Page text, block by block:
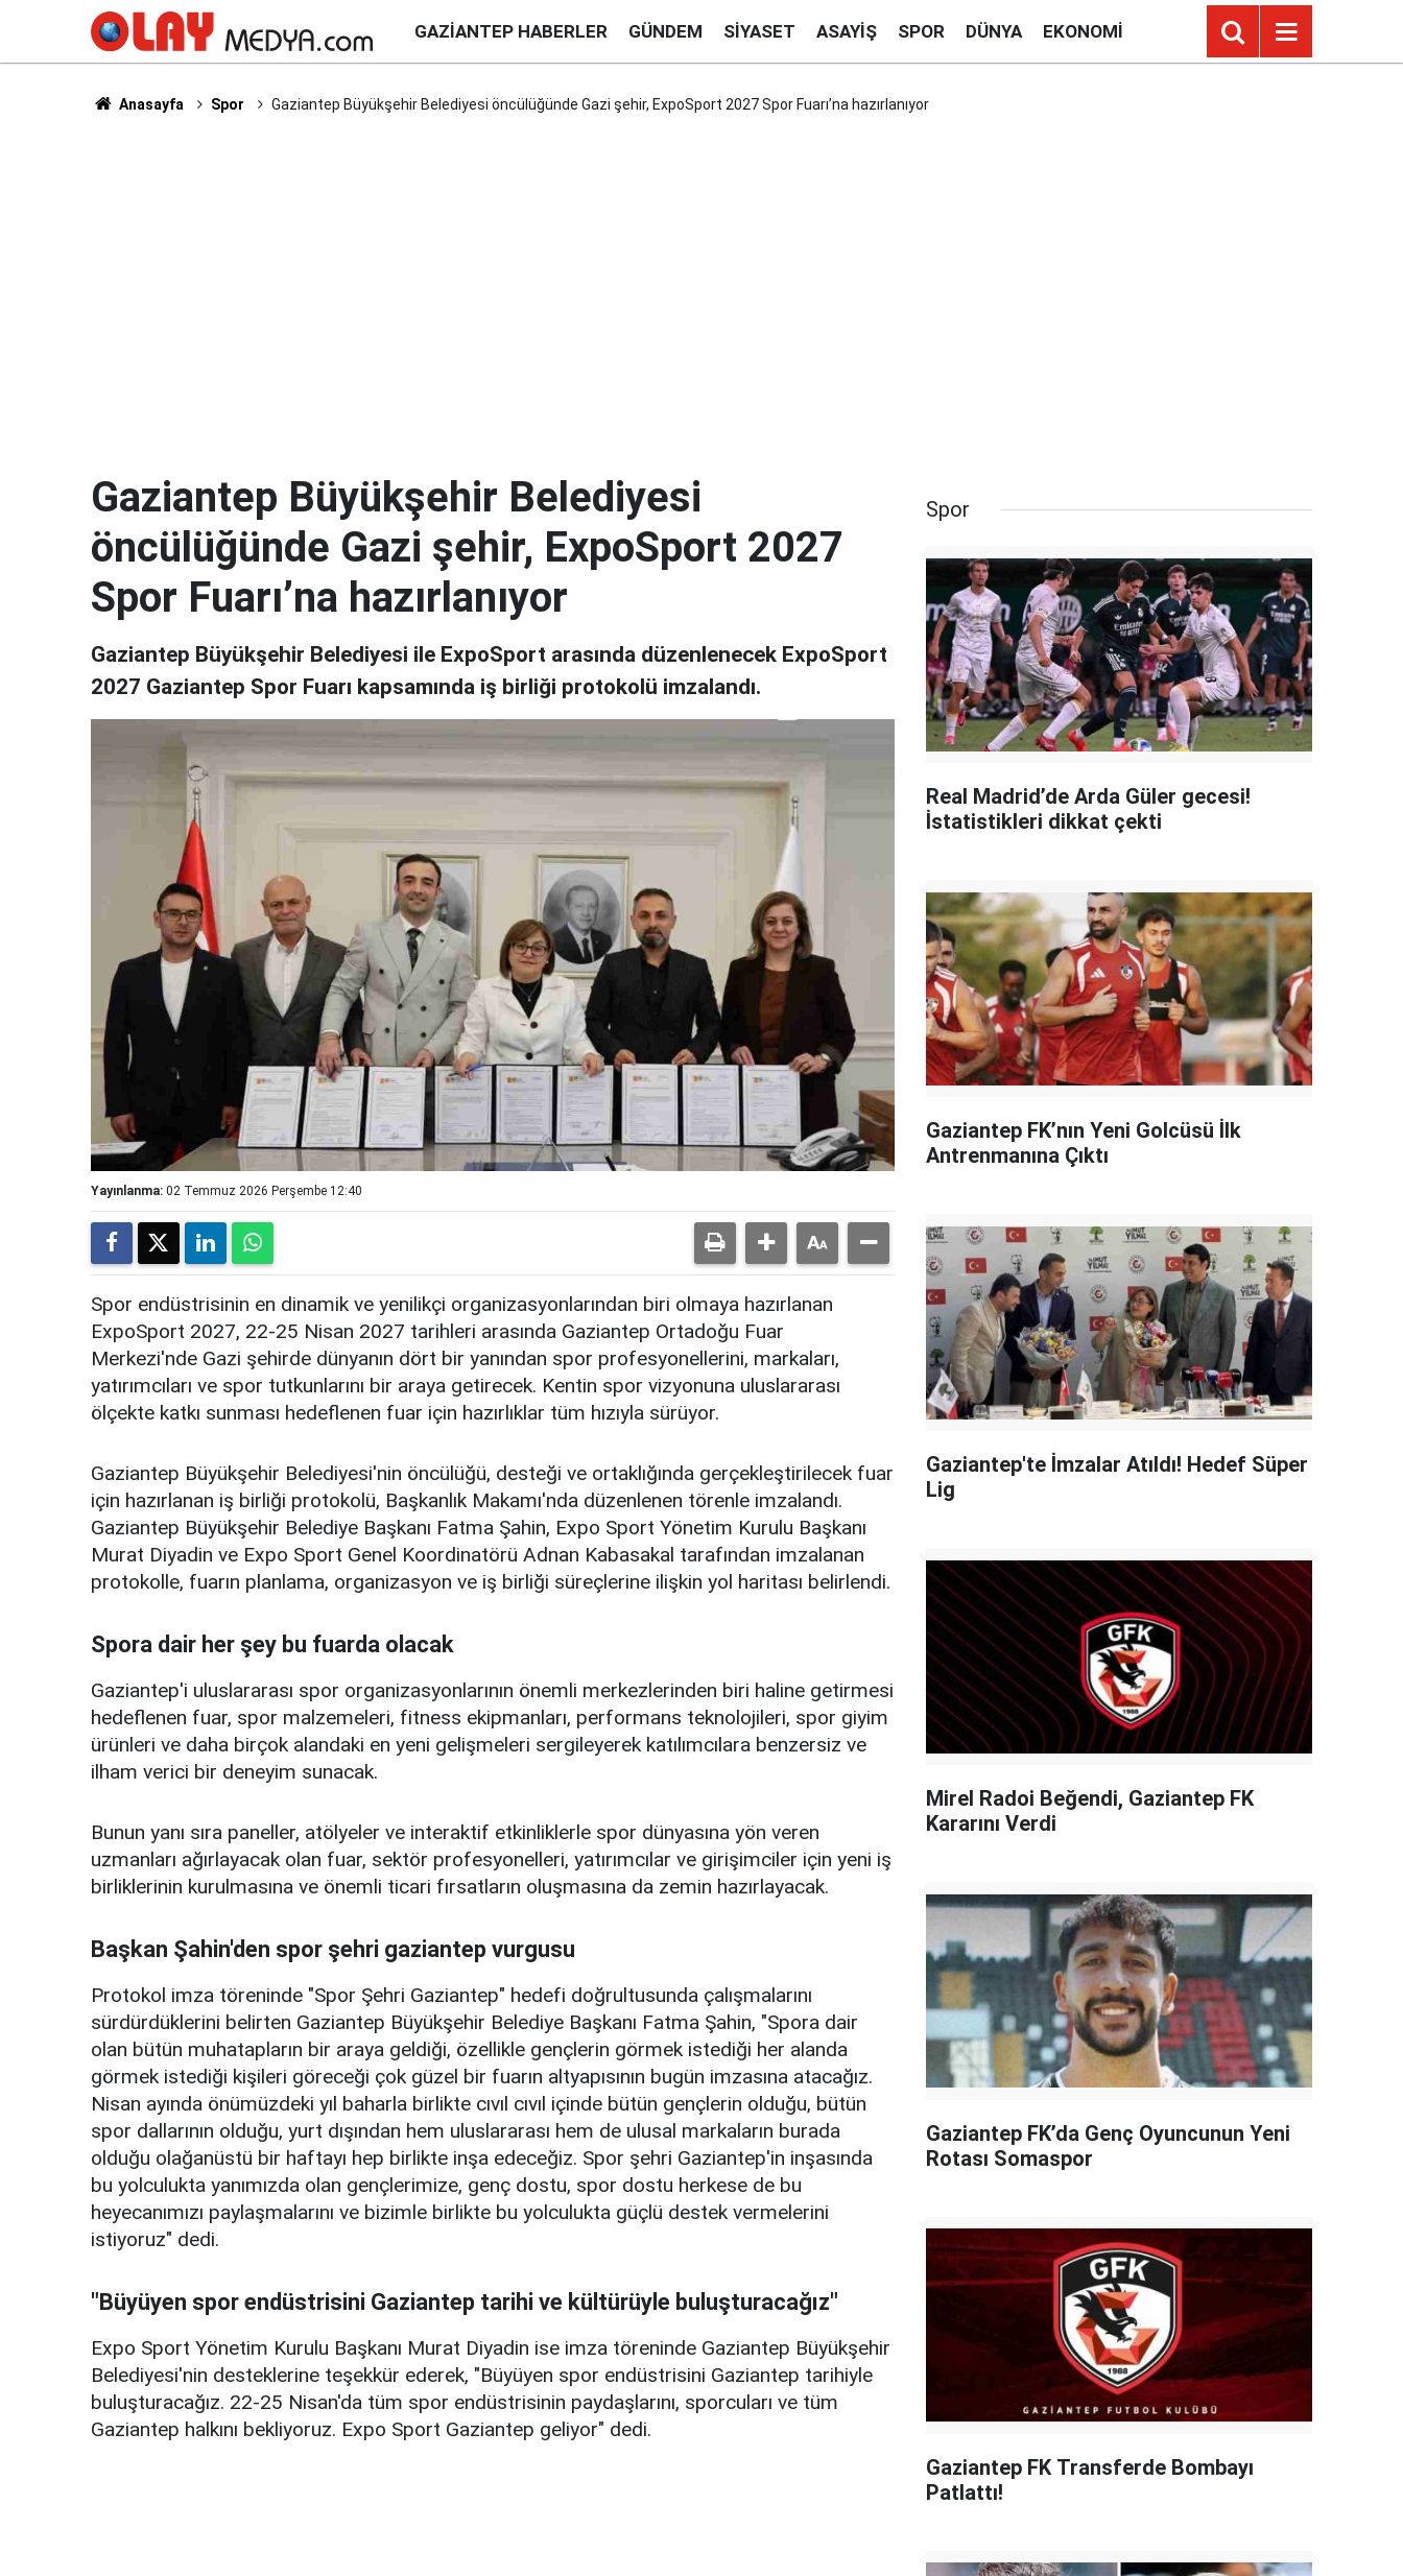
GAZIANTEP HABERLER GÜNDEM SIYASET ASAYIŞ SPOR DÜNYA EKONOMI
Anasayfa Spor Gaziantep Büyükşehir Belediyesi öncülüğünde Gazi şehir, ExpoSport 2027 Spor Fuarı’na hazırlanıyor
Gaziantep Büyükşehir Belediyesi
öncülüğünde Gazi şehir, ExpoSport 2027
Spor Fuarı’na hazırlanıyor
Gaziantep Büyükşehir Belediyesi ile ExpoSport arasında düzenlenecek ExpoSport
2027 Gaziantep Spor Fuarı kapsamında iş birliği protokolü imzalandı.
Yayınlanma: 02 Temmuz 2026 Perşembe 12:40
Spor endüstrisinin en dinamik ve yenilikçi organizasyonlarından biri olmaya hazırlanan
ExpoSport 2027, 22-25 Nisan 2027 tarihleri arasında Gaziantep Ortadoğu Fuar
Merkezi'nde Gazi şehirde dünyanın dört bir yanından spor profesyonellerini, markaları,
yatırımcıları ve spor tutkunlarını bir araya getirecek. Kentin spor vizyonuna uluslararası
ölçekte katkı sunması hedeflenen fuar için hazırlıklar tüm hızıyla sürüyor.
Gaziantep Büyükşehir Belediyesi'nin öncülüğü, desteği ve ortaklığında gerçekleştirilecek fuar
için hazırlanan iş birliği protokolü, Başkanlık Makamı'nda düzenlenen törenle imzalandı.
Gaziantep Büyükşehir Belediye Başkanı Fatma Şahin, Expo Sport Yönetim Kurulu Başkanı
Murat Diyadin ve Expo Sport Genel Koordinatörü Adnan Kabasakal tarafından imzalanan
protokolle, fuarın planlama, organizasyon ve iş birliği süreçlerine ilişkin yol haritası belirlendi.
Spora dair her şey bu fuarda olacak
Gaziantep'i uluslararası spor organizasyonlarının önemli merkezlerinden biri haline getirmesi
hedeflenen fuar, spor malzemeleri, fitness ekipmanları, performans teknolojileri, spor giyim
ürünleri ve daha birçok alandaki en yeni gelişmeleri sergileyerek katılımcılara benzersiz ve
ilham verici bir deneyim sunacak.
Bunun yanı sıra paneller, atölyeler ve interaktif etkinliklerle spor dünyasına yön veren
uzmanları ağırlayacak olan fuar, sektör profesyonelleri, yatırımcılar ve girişimciler için yeni iş
birliklerinin kurulmasına ve önemli ticari fırsatların oluşmasına da zemin hazırlayacak.
Başkan Şahin'den spor şehri gaziantep vurgusu
Protokol imza töreninde "Spor Şehri Gaziantep" hedefi doğrultusunda çalışmalarını
sürdürdüklerini belirten Gaziantep Büyükşehir Belediye Başkanı Fatma Şahin, "Spora dair
olan bütün muhatapların bir araya geldiği, özellikle gençlerin görmek istediği her alanda
görmek istediği kişileri göreceği çok güzel bir fuarın altyapısının bugün imzasına atacağız.
Nisan ayında önümüzdeki yıl baharla birlikte cıvıl cıvıl içinde bütün gençlerin olduğu, bütün
spor dallarının olduğu, yurt dışından hem uluslararası hem de ulusal markaların burada
olduğu olağanüstü bir haftayı hep birlikte inşa edeceğiz. Spor şehri Gaziantep'in inşasında
bu yolculukta yanımızda olan gençlerimize, genç dostu, spor dostu herkese de bu
heyecanımızı paylaşmalarını ve bizimle birlikte bu yolculukta güçlü destek vermelerini
istiyoruz" dedi.
"Büyüyen spor endüstrisini Gaziantep tarihi ve kültürüyle buluşturacağız"
Expo Sport Yönetim Kurulu Başkanı Murat Diyadin ise imza töreninde Gaziantep Büyükşehir
Belediyesi'nin desteklerine teşekkür ederek, "Büyüyen spor endüstrisini Gaziantep tarihiyle
buluşturacağız. 22-25 Nisan'da tüm spor endüstrisinin paydaşlarını, sporcuları ve tüm
Gaziantep halkını bekliyoruz. Expo Sport Gaziantep geliyor" dedi.
Spor
Real Madrid’de Arda Güler gecesi!
İstatistikleri dikkat çekti
Gaziantep FK’nın Yeni Golcüsü İlk
Antrenmanına Çıktı
Gaziantep'te İmzalar Atıldı! Hedef Süper
Lig
Mirel Radoi Beğendi, Gaziantep FK
Kararını Verdi
Gaziantep FK’da Genç Oyuncunun Yeni
Rotası Somaspor
Gaziantep FK Transferde Bombayı
Patlattı!